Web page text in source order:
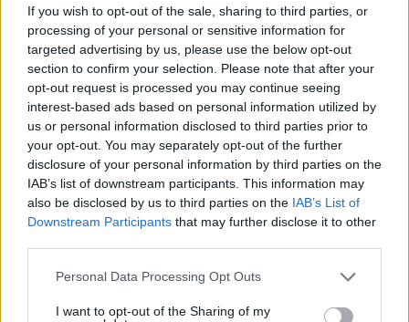
If you wish to opt-out of the sale, sharing to third parties, or
processing of your personal or sensitive information for
targeted advertising by us, please use the below opt-out
section to confirm your selection. Please note that after your
opt-out request is processed you may continue seeing
interest-based ads based on personal information utilized by
us or personal information disclosed to third parties prior to
your opt-out. You may separately opt-out of the further
disclosure of your personal information by third parties on the
IAB’s list of downstream participants. This information may
also be disclosed by us to third parties on the IAB’s List of
Downstream Participants that may further disclose it to other
Please note that this website/app uses one or more Google
not limited to your visit or usage behaviour. You may click to
Personal Data Processing Opt Outs
I want to opt-out of the Sharing of my